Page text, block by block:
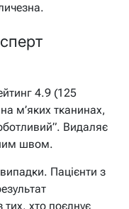
4.9 (125
на м’яких тканинах,
Видаляє
швом.
Пацієнти з
тих, хто поєднує